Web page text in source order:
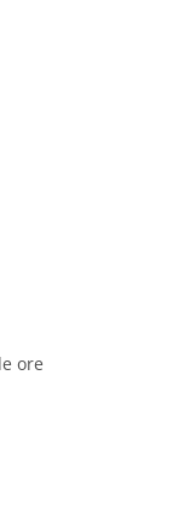
ore